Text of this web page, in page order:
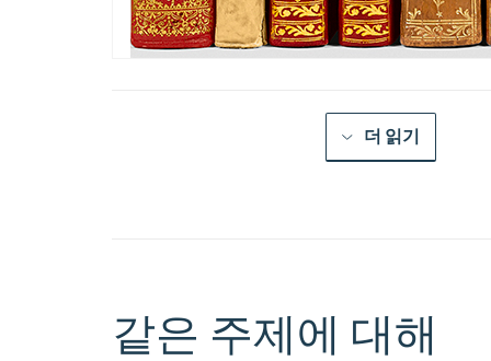
더 읽기
같은 주제에 대해